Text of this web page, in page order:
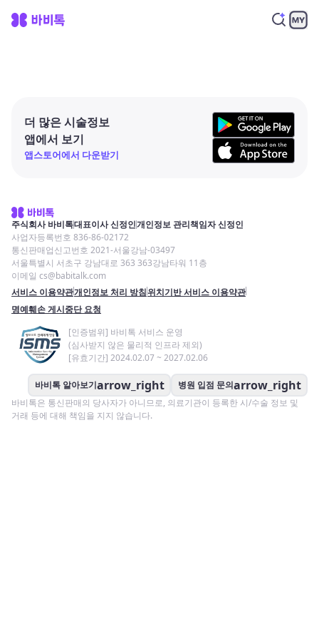
더 많은 시술정보
앱에서 보기
앱스토어에서 다운받기
주식회사 바비톡대표이사 신정인개인정보 관리책임자 신정인
사업자등록번호 836-86-02172
통신판매업신고번호 2021-서울강남-03497
서울특별시 서초구 강남대로 363 363강남타워 11층
이메일 cs@babitalk.com
서비스 이용약관개인정보 처리 방침위치기반 서비스 이용약관
명예훼손 게시중단 요청
[인증범위] 바비톡 서비스 운영
(심사받지 않은 물리적 인프라 제외)
[유효기간] 2024.02.07 ~ 2027.02.06
바비톡 알아보기arrow_right 병원 입점 문의arrow_right
바비톡은 통신판매의 당사자가 아니므로, 의료기관이 등록한 시/수술 정보 및
거래 등에 대해 책임을 지지 않습니다.